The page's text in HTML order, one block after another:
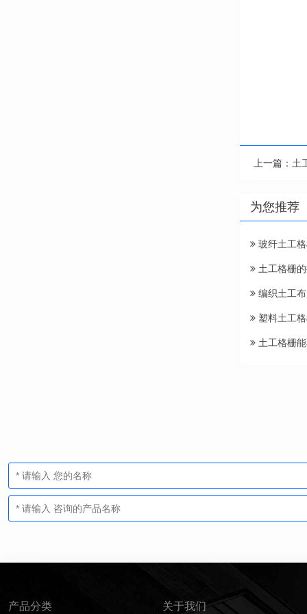
上一篇： 土
为您推荐
玻纤土工格
土工格栅
编织土工
塑料土工格
土工格栅
产品分类 关于我们